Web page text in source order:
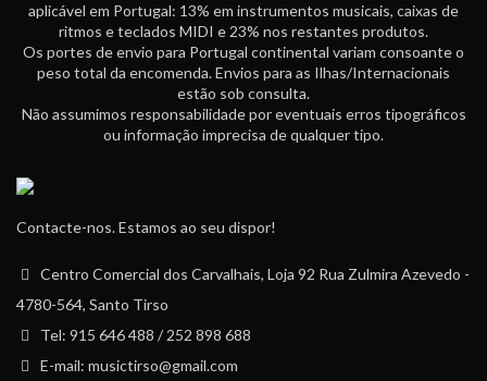
aplicável em Portugal: 13% em instrumentos musicais, caixas de
ritmos e teclados MIDI e 23% nos restantes produtos.
Os portes de envio para Portugal continental variam consoante o
peso total da encomenda. Envios para as Ilhas/Internacionais
estão sob consulta.
Não assumimos responsabilidade por eventuais erros tipográficos
ou informação imprecisa de qualquer tipo.
Contacte-nos. Estamos ao seu dispor!
Centro Comercial dos Carvalhais, Loja 92 Rua Zulmira Azevedo -
4780-564, Santo Tirso
Tel: 915 646 488 / 252 898 688
E-mail: musictirso@gmail.com